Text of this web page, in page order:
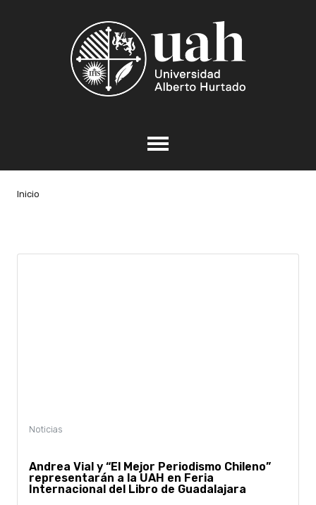
Inicio
Andrea Vial y “El Mejor Periodismo Chileno”
representarán a la UAH en Feria
Internacional del Libro de Guadalajara